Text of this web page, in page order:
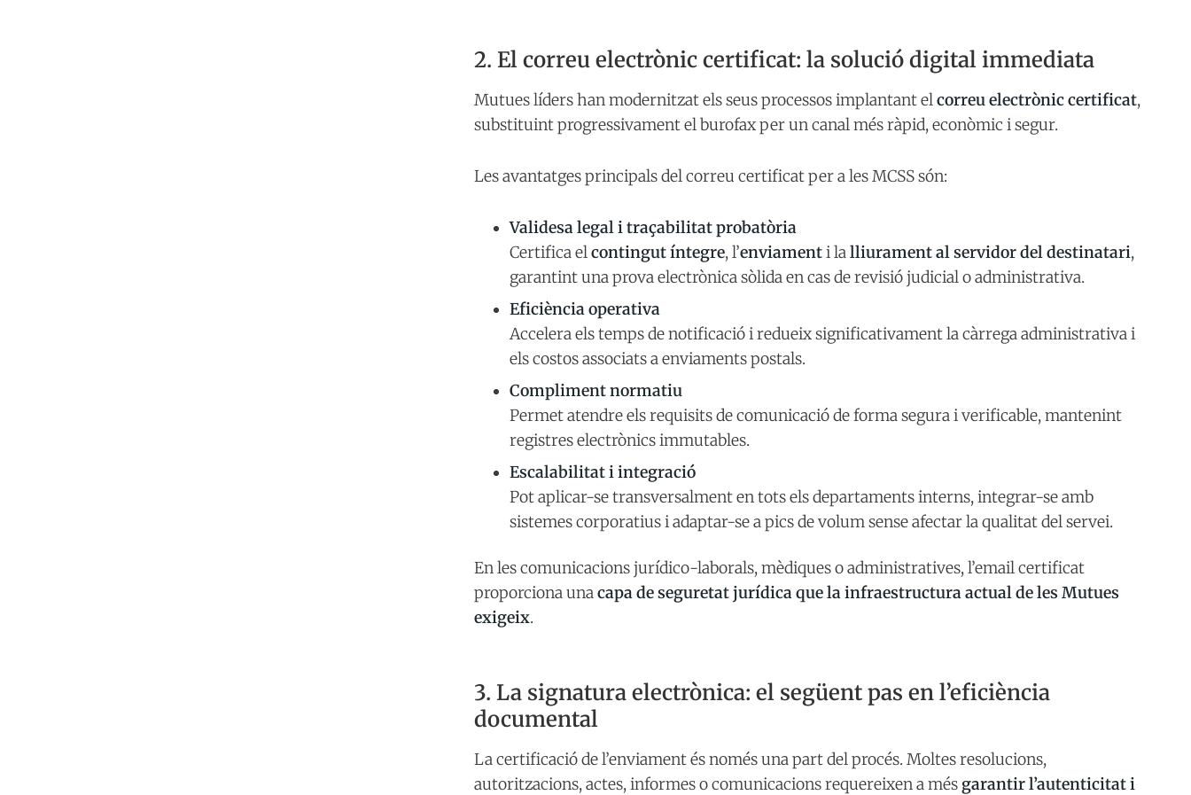
2. El correu electrònic certificat: la solució digital immediata
Mutues líders han modernitzat els seus processos implantant elcorreu electrònic certificat,
substituint progressivament el burofax per un canal més ràpid, econòmic i segur.
Les avantatges principals del correu certificat per a les MCSS són:
Validesa legal i traçabilitat probatòria
Certifica elcontingut íntegre, l’enviamenti lalliurament al servidor del destinatari,
garantint una prova electrònica sòlida en cas de revisió judicial o administrativa.
Eficiència operativa
Accelera els temps de notificació i redueix significativament la càrrega administrativa i
els costos associats a enviaments postals.
Compliment normatiu
Permet atendre els requisits de comunicació de forma segura i verificable, mantenint
registres electrònics immutables.
Escalabilitat i integració
Pot aplicar-se transversalment en tots els departaments interns, integrar-se amb
sistemes corporatius i adaptar-se a pics de volum sense afectar la qualitat del servei.
En les comunicacions jurídico-laborals, mèdiques o administratives, l’email certificat
proporciona unacapa de seguretat jurídica que la infraestructura actual de les Mutues
exigeix.
3. La signatura electrònica: el següent pas en l’eficiència
documental
La certificació de l’enviament és només una part del procés. Moltes resolucions,
autoritzacions, actes, informes o comunicacions requereixen a més garantir l’autenticitat i